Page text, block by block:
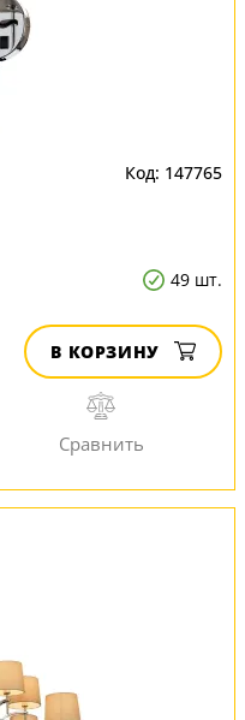
147765
49 шт.
В КОРЗИНУ